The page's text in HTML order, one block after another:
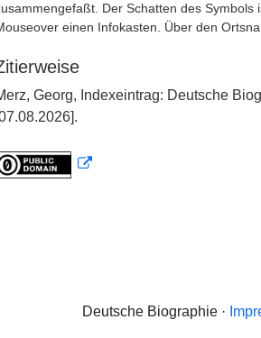
Der Schatten des
einen Infokasten. Über den
Georg, Indexeintrag: Deutsche
Deutsche Biographie ·